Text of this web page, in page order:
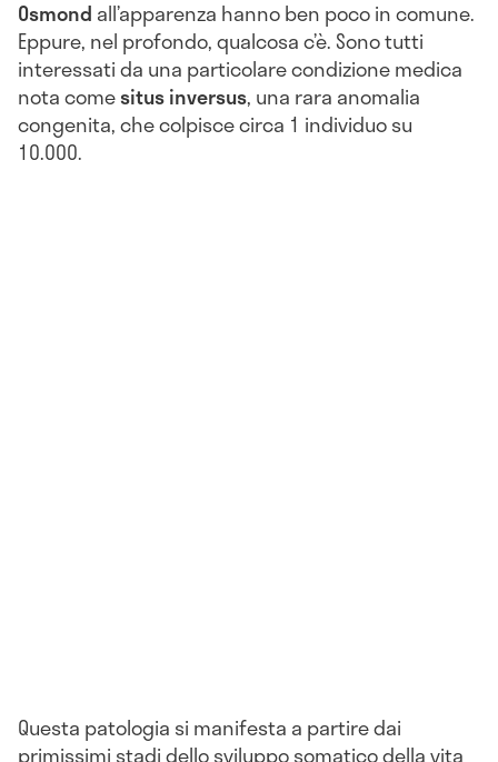
Osmond all’apparenza hanno ben poco in comune.
Eppure, nel profondo, qualcosa c’è. Sono tutti
interessati da una particolare condizione medica
nota comesitus inversus, una rara anomalia
congenita, che colpisce circa 1 individuo su
10.000.
Questa patologia si manifesta a partire dai
primissimi stadi dello sviluppo somatico della vita